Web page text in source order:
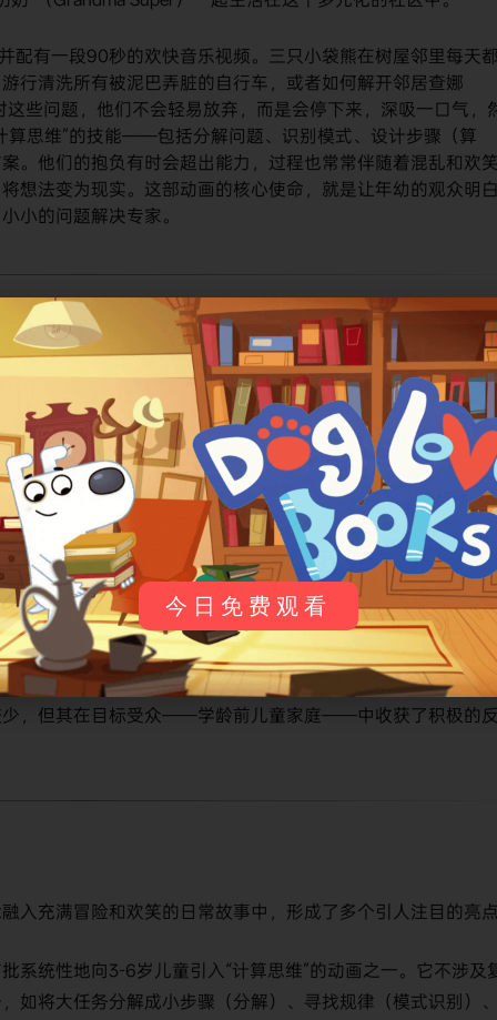
配有一段90秒的欢快音乐视频。三只小袋熊在树屋邻里每天
行清洗所有被泥巴弄脏的自行车，或者如何解开邻居查娜
些问题，他们不会轻易放弃，而是会停下来，深吸一口气，
算思维”的技能——包括分解问题、识别模式、设计步骤（算
他们的抱负有时会超出能力，过程也常常伴随着混乱和欢
想法变为现实。这部动画的核心使命，就是让年幼的观众明
小的问题解决专家。
。在中文语境下，常见的译名有《解决问题袋熊！》​ 或
捉了动画“动脑解决问题”的核心主题。由于其鲜明的教育属
PBS KIDS的官方宣传和部分流媒体平台上，有时会直接使用
决问题袋熊！》获得了7.7分（满分10分）的观众评分。这个
不错的成绩，反映了观众对其将教育内容与娱乐性成功结合
、角色可爱，还能在无形中教会孩子如何有条理地思考和解
少，但其在目标受众——学龄前儿童家庭——中收获了积极的
入充满冒险和欢笑的日常故事中，形成了多个引人注目的亮
系统性地向3-6岁儿童引入“计算思维”的动画之一。它不涉及
如将大任务分解成小步骤（分解）、寻找规律（模式识别）
今日免费观看